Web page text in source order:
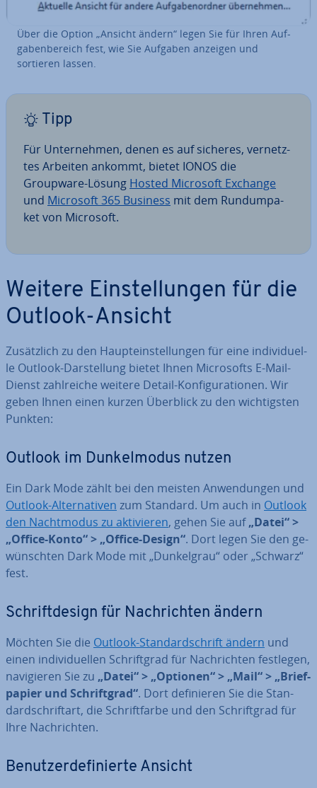
Über die Option „Ansicht ändern“ legen Sie für Ihren Auf­
ga­ben­be­reich fest, wie Sie Aufgaben anzeigen und
sortieren lassen.
Tipp
Für Un­ter­neh­men, denen es auf sicheres, ver­netz­
tes Arbeiten ankommt, bietet IONOS die
Groupware-Lösung Hosted Microsoft Exchange
und Microsoft 365 Business mit dem Rundum­pa­
ket von Microsoft.
Weitere Ein­stel­lun­gen für die
Outlook-Ansicht
Zu­sätz­lich zu den Haupt­ein­stel­lun­gen für eine in­di­vi­du­el­
le Outlook-Dar­stel­lung bietet Ihnen Mi­cro­softs E-Mail-
Dienst zahl­rei­che weitere Detail-Kon­fi­gu­ra­tio­nen. Wir
geben Ihnen einen kurzen Überblick zu den wich­tigs­ten
Punkten:
Outlook im Dun­kel­mo­dus nutzen
Ein Dark Mode zählt bei den meisten An­wen­dun­gen und
Outlook-Al­ter­na­ti­ven zum Standard. Um auch in Outlook
den Nacht­mo­dus zu ak­ti­vie­ren, gehen Sie auf„Datei“ >
„Office-Konto“ > „Office-Design“. Dort legen Sie den ge­
wünsch­ten Dark Mode mit „Dun­kel­grau“ oder „Schwarz“
fest.
Schrift­de­sign für Nach­rich­ten ändern
Möchten Sie die Outlook-Stan­dard­schrift ändern und
einen in­di­vi­du­el­len Schrift­grad für Nach­rich­ten festlegen,
na­vi­gie­ren Sie zu „Datei“ > „Optionen“ > „Mail“ > „Brief­
pa­pier und Schrift­grad“. Dort de­fi­nie­ren Sie die Stan­
dard­schrift­art, die Schrift­far­be und den Schrift­grad für
Ihre Nach­rich­ten.
Be­nut­zer­de­fi­nier­te Ansicht